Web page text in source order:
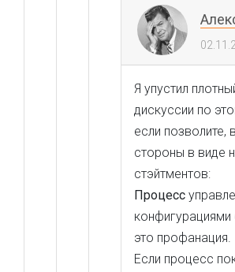
Я упустил
дискуссии по
если позволите,
стороны в виде
стэйтментов:
Процесс
конфигурациями
это профанация.
Если процесс